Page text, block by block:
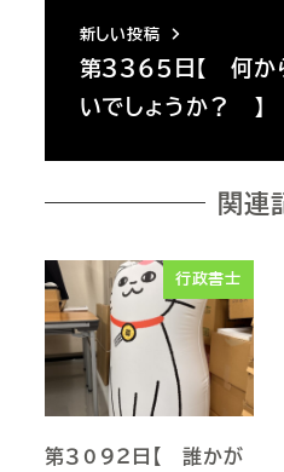
新しい投稿
第３３６５日【 何
いでしょうか？ 】
関連
行政書士
第３０９２日【 誰かが